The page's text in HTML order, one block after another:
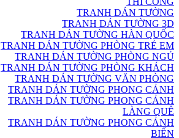
TRANH DÁN TƯỜNG
TRANH DÁN TƯỜNG 3D
TRANH DÁN TƯỜNG HÀN QUỐC
TRANH DÁN TƯỜNG PHÒNG TRẺ EM
TRANH DÁN TƯỜNG PHÒNG NGỦ
TRANH DÁN TƯỜNG PHÒNG KHÁCH
TRANH DÁN TƯỜNG VĂN PHÒNG
TRANH DÁN TƯỜNG PHONG CẢNH
TRANH DÁN TƯỜNG PHONG CẢNH
LÀNG QUÊ
TRANH DÁN TƯỜNG PHONG CẢNH
BIỂN